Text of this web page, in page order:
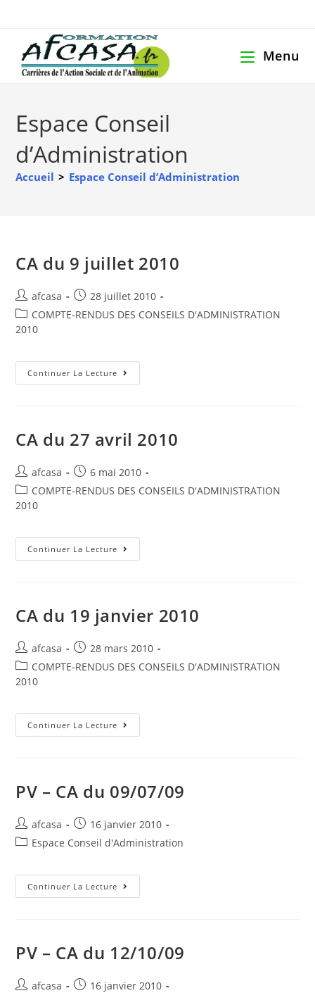
Menu
Espace Conseil
d’Administration
Accueil > Espace Conseil d’Administration
CA du 9 juillet 2010
afcasa
28 juillet 2010
COMPTE-RENDUS DES CONSEILS D'ADMINISTRATION
2010
Continuer La Lecture
CA du 27 avril 2010
afcasa
6 mai 2010
COMPTE-RENDUS DES CONSEILS D'ADMINISTRATION
2010
Continuer La Lecture
CA du 19 janvier 2010
afcasa
28 mars 2010
COMPTE-RENDUS DES CONSEILS D'ADMINISTRATION
2010
Continuer La Lecture
PV – CA du 09/07/09
afcasa
16 janvier 2010
Espace Conseil d'Administration
Continuer La Lecture
PV – CA du 12/10/09
afcasa
16 janvier 2010